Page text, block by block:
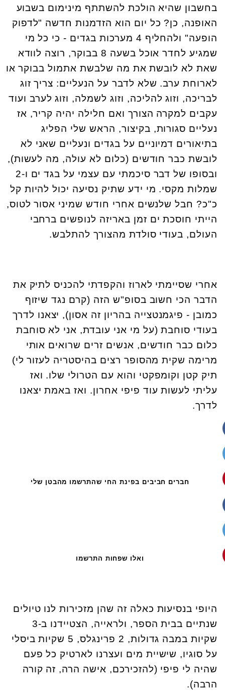
בחשבון שהיא הולכת להשתתף מינימום בשבוע
האופנה, כן? כל יום הוא הזדמנות חדשה "לדפוק
הופעה" ולהחליף 4 מערכות בגדים - כי כל מי
שמגיע לחדר אוכל בשעה 8 בבוקר, רוצה לוודא
שאת לא לובשת את מה שלבשת אתמול בבוקר או
לארוחת ערב. שלא לדבר על הנעליים: צריך זוג
לבריכה, וזוג להליכה, וזוג לשמלה, וזוג לערב ועוד
עקבים למקרה הצורך ואם חלילה יהיה קריר, אז
נעליים סגורות, בקיצור, הראש שלי הפליג
בתיאורים דמיוניים על בגדים ונעליים שאני לא
לובשת כבר חודשים (כלום לא עולה, מה לעשות),
ובסופו של דבר סיכמתי עם עצמי על בגד ים ו-2
שמלות מקסי. מי ידע שתיק נסיעה יכול להיות קל
כ"כ? חבל שלנשים אחרי חודש שמיני אסור לטוס,
הייתי חוסכת ים זמן באריזה לנופשים ברחבי
העולם, בעודי סולדת מהצורך להתלבש.
אחרי שסיימתי לארוז והקפדתי להכניס לתיק את
הדבר הכי חשוב בסופ"ש הזה (קרם נגד שיזוף
כמובן - פיגמנטצייה בהריון זה אסון), יצאנו לדרך
בעודי סוחבת (על מי אני עובדת, אני לא סוחבת
כלום כבר חודשים, אנשים זרים שרואים אותי
מרימה שקית מהסופר רצים בהיסטריה לעזור לי)
תיק קטן וקומפקטי והוא עם הטרולי שלו. ואז
עליתי לעשות עוד פיפי אחרון. ואז באמת יצאנו
לדרך.
חברים חביבים בפינת החי שהתרשמו מהבטן שלי
ואלו שפחות התרשמו
היופי בנסיעות כאלה זה שהן מזכירות לנו טיולים
שנתיים בבית הספר, ולראייה, הצטיידנו ב-3
שקיות במבה גדולות, 2 פרינגלס, 5 שקיות ביסלי
על סוגיו, שישיית מים ועצרנו לארטיק כל פעם
שהיה לי פיפי (להזכירכם, אישה הרה, זה קורה
הרבה).